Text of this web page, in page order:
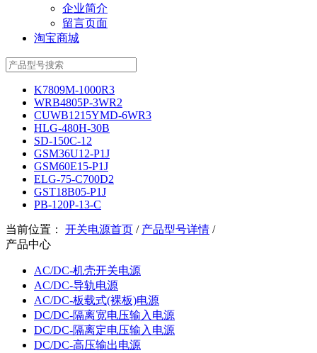
企业简介
留言页面
淘宝商城
K7809M-1000R3
WRB4805P-3WR2
CUWB1215YMD-6WR3
HLG-480H-30B
SD-150C-12
GSM36U12-P1J
GSM60E15-P1J
ELG-75-C700D2
GST18B05-P1J
PB-120P-13-C
当前位置： 开关电源首页 / 产品型号详情 /
产品中心
AC/DC-机壳开关电源
AC/DC-导轨电源
AC/DC-板载式(裸板)电源
DC/DC-隔离宽电压输入电源
DC/DC-隔离定电压输入电源
DC/DC-高压输出电源